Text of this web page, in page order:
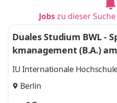
Jobszu dieser
Duales Studium BWL -
kmanagement (B.A.)
l
IU Internationale
Berlin